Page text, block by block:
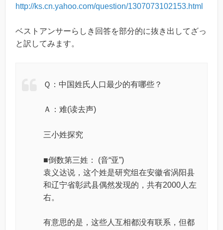
http://ks.cn.yahoo.com/question/1307073102153.html
ベストアンサーらしき回答を部分的に抜き出してざっ
と訳してみます。
Ｑ：中国姓氏人口最少的有哪些？
Ａ：难(读去声)
三小姓探究
■倒数第三姓： (音“亚”)
袁义达说，这个姓是研究组在安徽省涡阳县
和辽宁省彰武县偶然发现的，共有2000人左
右。
有意思的是，这些人互相都没有联系，但都